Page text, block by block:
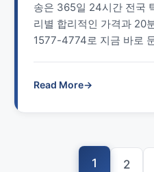
송은 365일 24시간 전국
리별 합리적인 가격과 20
1577-4774로 지금 바로
Read More→
1 2